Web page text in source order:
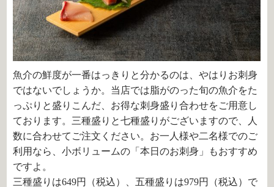
魚介の鮮度が一番はっきりと分かるのは、やはりお刺身
ではないでしょうか。当店では脂がのった旬の魚介をた
っぷりと盛りこんだ、お得な刺身盛り合わせをご用意し
ております。三種盛りと七種盛りがございますので、人
数に合わせてご注文ください。お一人様や二名様でのご
利用なら、小ボリュームの「本日のお刺身」もおすすめ
ですよ。
三種盛りは649円（税込）、五種盛りは979円（税込）で